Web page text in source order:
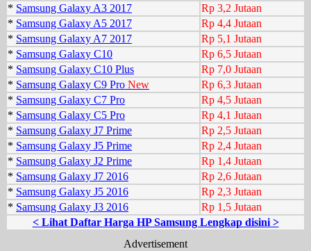
* Samsung Galaxy A3 2017
Rp 3,2 Jutaan
* Samsung Galaxy A5 2017
Rp 4,4 Jutaan
* Samsung Galaxy A7 2017
Rp 5,1 Jutaan
* Samsung Galaxy C10
Rp 6,5 Jutaan
* Samsung Galaxy C10 Plus
Rp 7,0 Jutaan
* Samsung Galaxy C9 Pro New
Rp 6,3 Jutaan
* Samsung Galaxy C7 Pro
Rp 4,5 Jutaan
* Samsung Galaxy C5 Pro
Rp 4,1 Jutaan
* Samsung Galaxy J7 Prime
Rp 2,5 Jutaan
* Samsung Galaxy J5 Prime
Rp 2,4 Jutaan
* Samsung Galaxy J2 Prime
Rp 1,4 Jutaan
* Samsung Galaxy J7 2016
Rp 2,6 Jutaan
* Samsung Galaxy J5 2016
Rp 2,3 Jutaan
* Samsung Galaxy J3 2016
Rp 1,5 Jutaan
< Lihat Daftar Harga HP Samsung Lengkap disini >
Advertisement